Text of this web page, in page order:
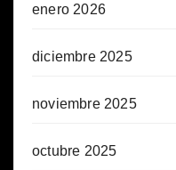
enero 2026
diciembre 2025
noviembre 2025
octubre 2025